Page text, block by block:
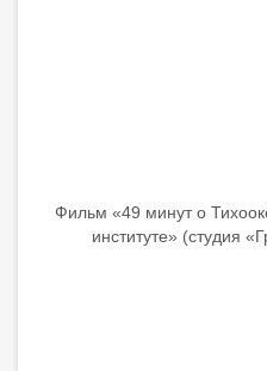
Фильм «49 минут о
институте» (студия